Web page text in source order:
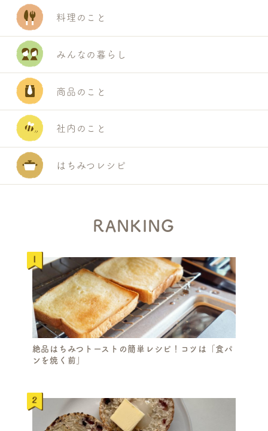
料理のこと
みんなの暮らし
商品のこと
社内のこと
はちみつレシピ
RANKING
絶品はちみつトーストの簡単レシピ！コツは「食パ
ンを焼く前」